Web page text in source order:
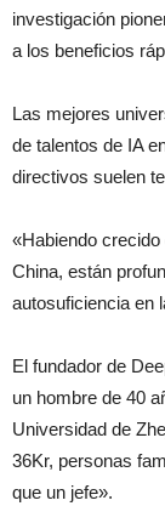
investigación
a los beneficios
Las mejores
de talentos de IA
directivos suelen
«Habiendo
China, están
autosuficiencia en
El fundador de
un hombre de 40
Universidad de
36Kr, personas
que un jefe».